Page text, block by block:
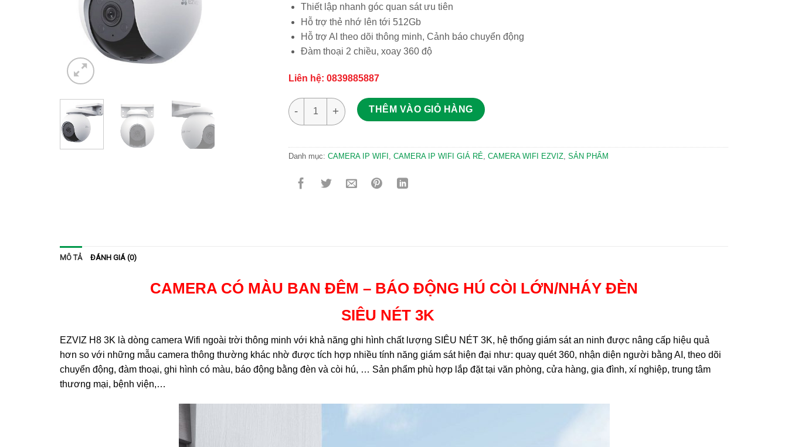
Thiết lập nhanh góc quan sát ưu tiên
Hỗ trợ thẻ nhớ lên tới 512Gb
Hỗ trợ AI theo dõi thông minh, Cảnh báo chuyển động
Đàm thoại 2 chiều, xoay 360 độ
Liên hệ: 0839885887
Camera WiFi EZVIZ H8 Pro 3K Báo động hú còi, Full Color số lượng
THÊM VÀO GIỎ HÀNG
Danh mục: CAMERA IP WIFI CAMERA IP WIFI GIÁ RẺ CAMERA WIFI EZVIZ SẢN PHẨM
MÔ TẢ ĐÁNH GIÁ (0)
CAMERA CÓ MÀU BAN ĐÊM – BÁO ĐỘNG HÚ CÒI LỚN/NHÁY ĐÈN
SIÊU NÉT 3K
EZVIZ H8 3K là dòng camera Wifi ngoài trời thông minh với khả năng ghi hình chất lượng SIÊU NÉT 3K, hệ thống giám sát an ninh được nâng cấp hiệu quả
hơn so với những mẫu camera thông thường khác nhờ được tích hợp nhiều tính năng giám sát hiện đại như: quay quét 360, nhận diện người bằng AI, theo dõi
chuyển động, đàm thoại, ghi hình có màu, báo động bằng đèn và còi hú, … Sản phẩm phù hợp lắp đặt tại văn phòng, cửa hàng, gia đình, xí nghiệp, trung tâm
thương mại, bệnh viện,…